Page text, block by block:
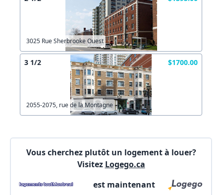
3025 Rue Sherbrooke Ouest
3 1/2 $1700.00
2055-2075, rue de la Montagne
Vous cherchez plutôt un logement à louer?
Visitez Logego.ca
est maintenant
X Fermer Envoyez
Commentaires:
Lien vers inscription (sera inclus dans courriel)
Copier lien
X Fermer Envoyez
Créer un compte
X Fermer